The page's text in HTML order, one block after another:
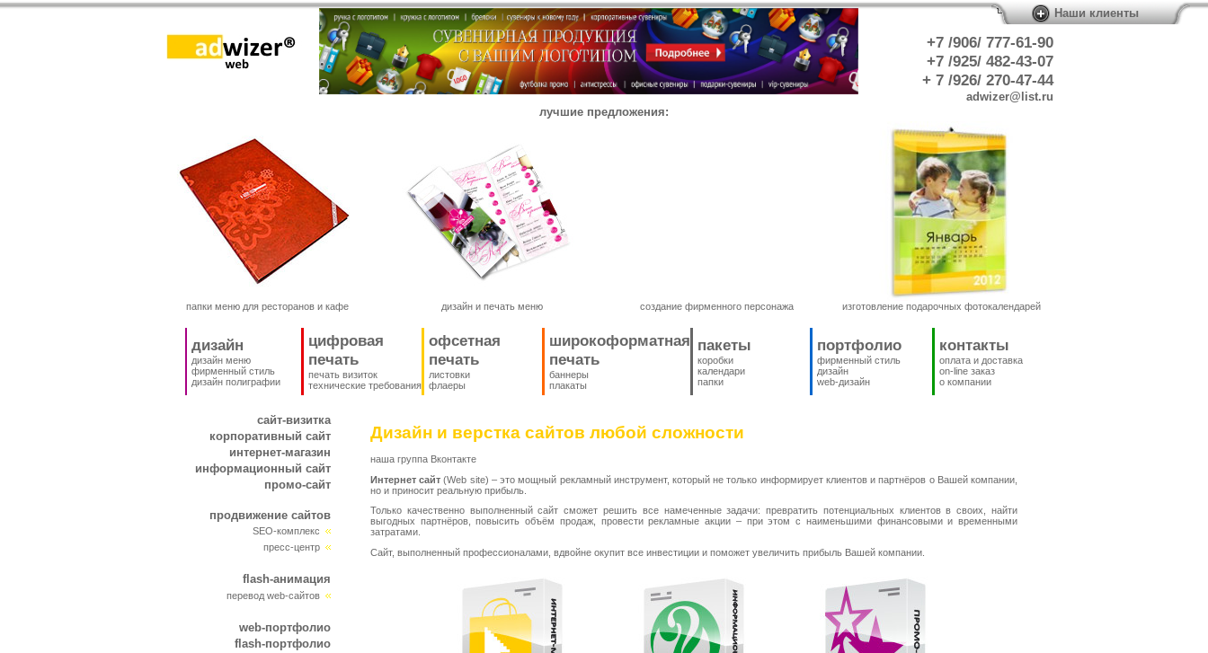
Наши клиенты
/ /
+7 /906/ 777-61-90
+7 /925/ 482-43-07
+ 7 /926/ 270-47-44
adwizer@list.ru
лучшие предложения:
папки меню для ресторанов и кафе дизайн и печать меню создание фирменного персонажа изготовление подарочных фотокалендарей
дизайн
дизайн меню
фирменный стиль
дизайн полиграфии
цифровая
печать
печать визиток
технические требования
офсетная
печать
листовки
флаеры
широкоформатная
печать
баннеры
плакаты
пакеты
коробки
календари
папки
портфолио
фирменный стиль
дизайн
web-дизайн
контакты
оплата и доставка
on-line заказ
о компании
сайт-визитка
корпоративный сайт
интернет-магазин
информационный сайт
промо-сайт
продвижение сайтов
SEO-комплекс
пресс-центр
flash-анимация
перевод web-сайтов
web-портфолио
flash-портфолио
Дизайн и верстка сайтов любой сложности
наша группа Вконтакте
Интернет сайт (Web site) – это мощный рекламный инструмент, который не только информирует клиентов и партнёров о Вашей компании,
но и приносит реальную прибыль.
Только качественно выполненный сайт сможет решить все намеченные задачи: превратить потенциальных клиентов в своих, найти
выгодных партнёров, повысить объём продаж, провести рекламные акции – при этом с наименьшими финансовыми и временными
затратами.
Сайт, выполненный профессионалами, вдвойне окупит все инвестиции и поможет увеличить прибыль Вашей компании.